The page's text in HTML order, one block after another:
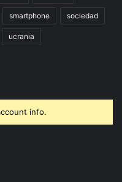
smartphone sociedad
ucrania
info.